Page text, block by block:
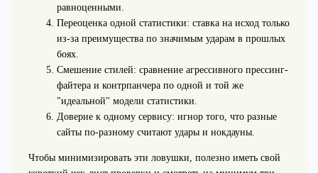
равноценными.
Переоценка одной статистики: ставка на исход только
из-за преимущества по значимым ударам в прошлых
боях.
Смешение стилей: сравнение агрессивного прессинг-
файтера и контрпанчера по одной и той же
"идеальной" модели статистики.
Доверие к одному сервису: игнор того, что разные
сайты по-разному считают удары и нокдауны.
Чтобы минимизировать эти ловушки, полезно иметь свой